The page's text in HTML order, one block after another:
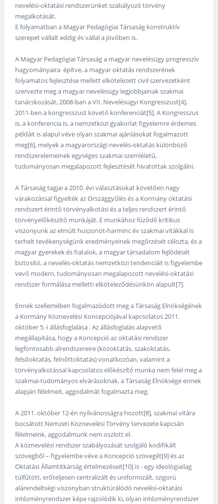
nevelési-oktatási rendszerünket szabályozó törvény
megalkotását.
E folyamatban a Magyar Pedagógiai Társaság konstruktív
szerepet vállalt eddig és vállal a jövőben is.
A Magyar Pedagógiai Társaság a magyar nevelésügy progresszív
hagyományaira építve, a magyar oktatás rendszerének
folyamatos fejlesztése mellett elkötelezett civil szervezetként
szervezte meg a magyar nevelésügy legjobbjainak szakmai
tanácskozását, 2008-ban a VII. Nevelésügyi Kongresszust[4],
2011-ben a kongresszust követő konferenciát[5]. A Kongresszus
is, a konferencia is, a nemzetközi gyakorlat figyelemre érdemes
példáit is alapul véve olyan szakmai ajánlásokat fogalmazott
meg[6], melyek a magyarországi nevelés-oktatás különböző
rendszerelemeinek egységes szakmai szemléletű,
tudományosan megalapozott fejlesztését hivatottak szolgálni.
A Társaság tagjai a 2010. évi választásokat követően nagy
várakozással figyelték az Országgyűlés és a Kormány oktatási
rendszert érintő törvényalkotási és a teljes rendszert érintő
törvényelőkészítő munkáját. E munkához fűződő kritikus
viszonyunk az elmúlt huszonöt-harminc év szakmai vitákkal is
terhelt tevékenységünk eredményeinek megőrzését célozta, és a
magyar gyerekek és fiatalok, a magyar társadalom fejlődését
biztosító, a nevelés-oktatás nemzetközi tendenciáit is figyelembe
vevő modern, tudományosan megalapozott nevelési-oktatási
rendszer formálása melletti elköteleződésünkön alapult[7].
Ennek szellemében fogalmazódott meg a Társaság Elnökségének
a Kormány Köznevelési Koncepciójával kapcsolatos 2011.
október 5.-i állásfoglalása . Az állásfoglalás alapvető
megállapítása, hogy a Koncepció az oktatási rendszer
legfontosabb alrendszereire (közoktatás, szakoktatás,
felsőoktatás, felnőttoktatás) vonatkozóan, valamint a
törvényalkotással kapcsolatos előkészítő munka nem felel meg a
szakmai-tudományos elvárásoknak, a Társaság Elnöksége ennek
alapján félelmeit, aggodalmát fogalmazta meg.
A 2011. október 12-én nyilvánosságra hozott[8], szakmai vitára
bocsátott Nemzeti Köznevelési Törvény tervezete kapcsán
félelmeink, aggodalmunk nem oszlott el.
A köznevelési rendszer szabályozását szolgáló kodifikált
szövegből – figyelembe véve a Koncepció szövegét[9] és az
Oktatási Államtitkárság értelmezéseit[10] is - egy ideológiailag
túlfűtött, erőteljesen centralizált és uniformizált, szigorú
alárendeltségi viszonyban struktúrálódó nevelési-oktatási
intézményrendszer képe rajzolódik ki, olyan intézményrendszer